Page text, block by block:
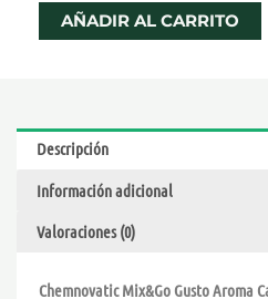
10ML
cantidad
AÑADIR AL CARRITO
Descripción
Información adicional
Valoraciones (0)
Chemnovatic Mix&Go Gusto Aroma